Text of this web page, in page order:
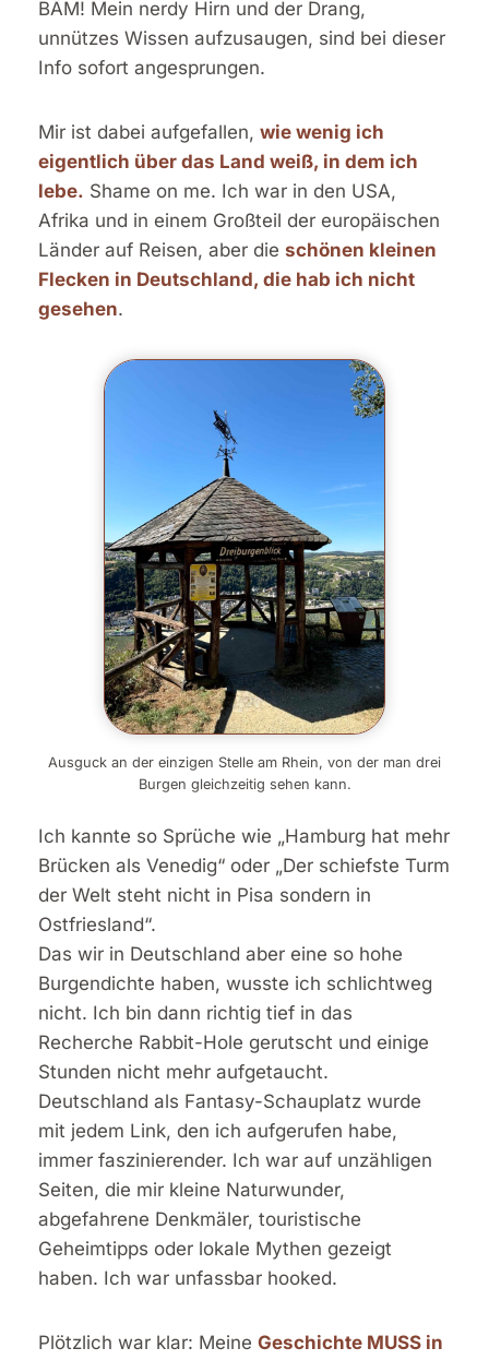
BÄM! Mein nerdy Hirn und der Drang,
unnützes Wissen aufzusaugen, sind bei dieser
Info sofort angesprungen.
Mir ist dabei aufgefallen, wie wenig ich
eigentlich über das Land weiß, in dem ich
lebe. Shame on me. Ich war in den USA,
Afrika und in einem Großteil der europäischen
Länder auf Reisen, aber die schönen kleinen
Flecken in Deutschland, die hab ich nicht
gesehen.
Ausguck an der einzigen Stelle am Rhein, von der man drei
Burgen gleichzeitig sehen kann.
Ich kannte so Sprüche wie „Hamburg hat mehr
Brücken als Venedig“ oder „Der schiefste Turm
der Welt steht nicht in Pisa sondern in
Ostfriesland“.
Das wir in Deutschland aber eine so hohe
Burgendichte haben, wusste ich schlichtweg
nicht. Ich bin dann richtig tief in das
Recherche Rabbit-Hole gerutscht und einige
Stunden nicht mehr aufgetaucht.
Deutschland als Fantasy-Schauplatz wurde
mit jedem Link, den ich aufgerufen habe,
immer faszinierender. Ich war auf unzähligen
Seiten, die mir kleine Naturwunder,
abgefahrene Denkmäler, touristische
Geheimtipps oder lokale Mythen gezeigt
haben. Ich war unfassbar hooked.
Plötzlich war klar: Meine Geschichte MUSS in